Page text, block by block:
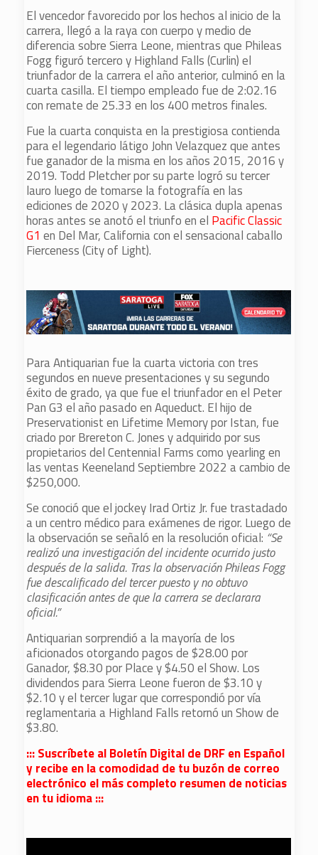
El vencedor favorecido por los hechos al inicio de la
carrera, llegó a la raya con cuerpo y medio de
diferencia sobre Sierra Leone, mientras que Phileas
Fogg figuró tercero y Highland Falls (Curlin) el
triunfador de la carrera el año anterior, culminó en la
cuarta casilla. El tiempo empleado fue de 2:02.16
con remate de 25.33 en los 400 metros finales.
Fue la cuarta conquista en la prestigiosa contienda
para el legendario látigo John Velazquez que antes
fue ganador de la misma en los años 2015, 2016 y
2019. Todd Pletcher por su parte logró su tercer
lauro luego de tomarse la fotografía en las
ediciones de 2020 y 2023. La clásica dupla apenas
horas antes se anotó el triunfo en el Pacific Classic
G1en Del Mar, California con el sensacional caballo
Fierceness (City of Light).
Para Antiquarian fue la cuarta victoria con tres
segundos en nueve presentaciones y su segundo
éxito de grado, ya que fue el triunfador en el Peter
Pan G3 el año pasado en Aqueduct. El hijo de
Preservationist en Lifetime Memory por Istan, fue
criado por Brereton C. Jones y adquirido por sus
propietarios del Centennial Farms como yearling en
las ventas Keeneland Septiembre 2022 a cambio de
$250,000.
Se conoció que el jockey Irad Ortiz Jr. fue trastadado
a un centro médico para exámenes de rigor. Luego de
la observación se señaló en la resolución oficial: “Se
realizó una investigación del incidente ocurrido justo
después de la salida. Tras la observación Phileas Fogg
fue descalificado del tercer puesto y no obtuvo
clasificación antes de que la carrera se declarara
oficial.”
Antiquarian sorprendió a la mayoría de los
aficionados otorgando pagos de $28.00 por
Ganador, $8.30 por Place y $4.50 el Show. Los
dividendos para Sierra Leone fueron de $3.10 y
$2.10 y el tercer lugar que correspondió por vía
reglamentaria a Highland Falls retornó un Show de
$3.80.
::: Suscríbete al Boletín Digital de DRF en Español
y recibe en la comodidad de tu buzón de correo
electrónico el más completo resumen de noticias
en tu idioma :::